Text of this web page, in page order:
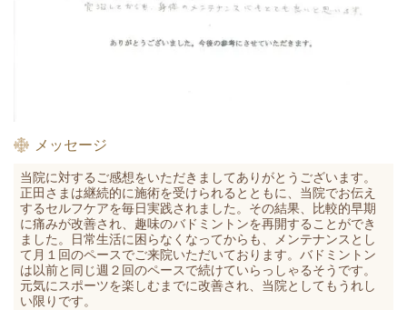
メッセージ
当院に対するご感想をいただきましてありがとうございます。
正田さまは継続的に施術を受けられるとともに、当院でお伝え
するセルフケアを毎日実践されました。その結果、比較的早期
に痛みが改善され、趣味のバドミントンを再開することができ
ました。日常生活に困らなくなってからも、メンテナンスとし
て月１回のペースでご来院いただいております。バドミントン
は以前と同じ週２回のペースで続けていらっしゃるそうです。
元気にスポーツを楽しむまでに改善され、当院としてもうれし
い限りです。